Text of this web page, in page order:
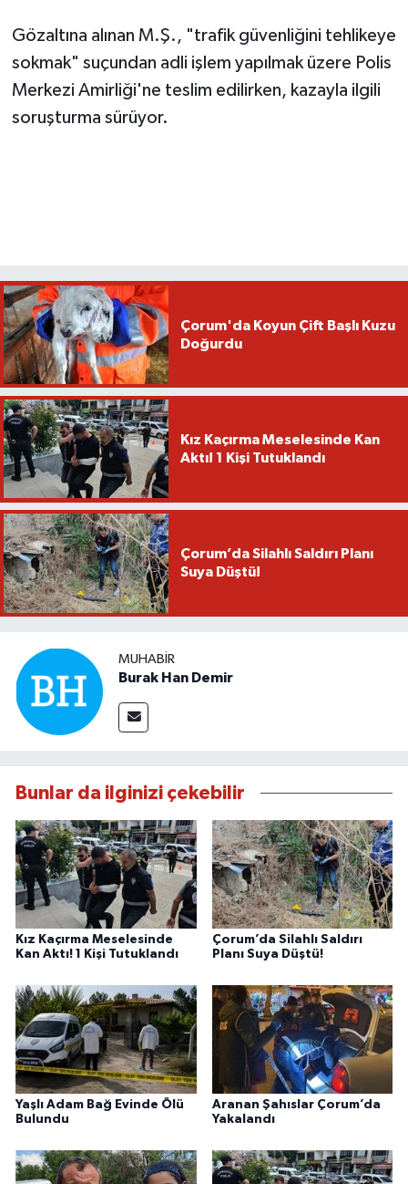
Gözaltına alınan M.Ş., "trafik güvenliğini tehlikeye
sokmak" suçundan adli işlem yapılmak üzere Polis
Merkezi Amirliği'ne teslim edilirken, kazayla ilgili
soruşturma sürüyor.
Çorum'da Koyun Çift Başlı Kuzu
Doğurdu
Kız Kaçırma Meselesinde Kan
Aktı! 1 Kişi Tutuklandı
Çorum’da Silahlı Saldırı Planı
Suya Düştü!
MUHABIR
Burak Han Demir
Bunlar da ilginizi çekebilir
Kız Kaçırma Meselesinde
Kan Aktı! 1 Kişi Tutuklandı
Çorum’da Silahlı Saldırı
Planı Suya Düştü!
Yaşlı Adam Bağ Evinde Ölü
Bulundu
Aranan Şahıslar Çorum’da
Yakalandı